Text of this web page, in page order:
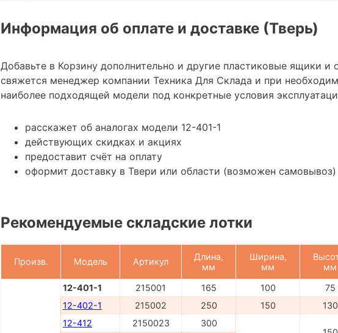
Информация об оплате и доставке (Тверь)
Добавьте в Корзину дополнительно и другие пластиковые ящики
свяжется менеджер компании Техника Для Склада и при
наиболее подходящей модели под конкретные условия
расскажет об аналогах модели 12-401-1
действующих скидках и акциях
предоставит счёт на оплату
оформит доставку в Твери или области (возможен самовывоз)
Рекомендуемые складские лотки
Произв. Модель Артикул
Длина,
мм
Ширина,
мм
мм
12-401-1 215001 165 100 75
12-402-1
215002 250 150 130
12-412
2150023
300